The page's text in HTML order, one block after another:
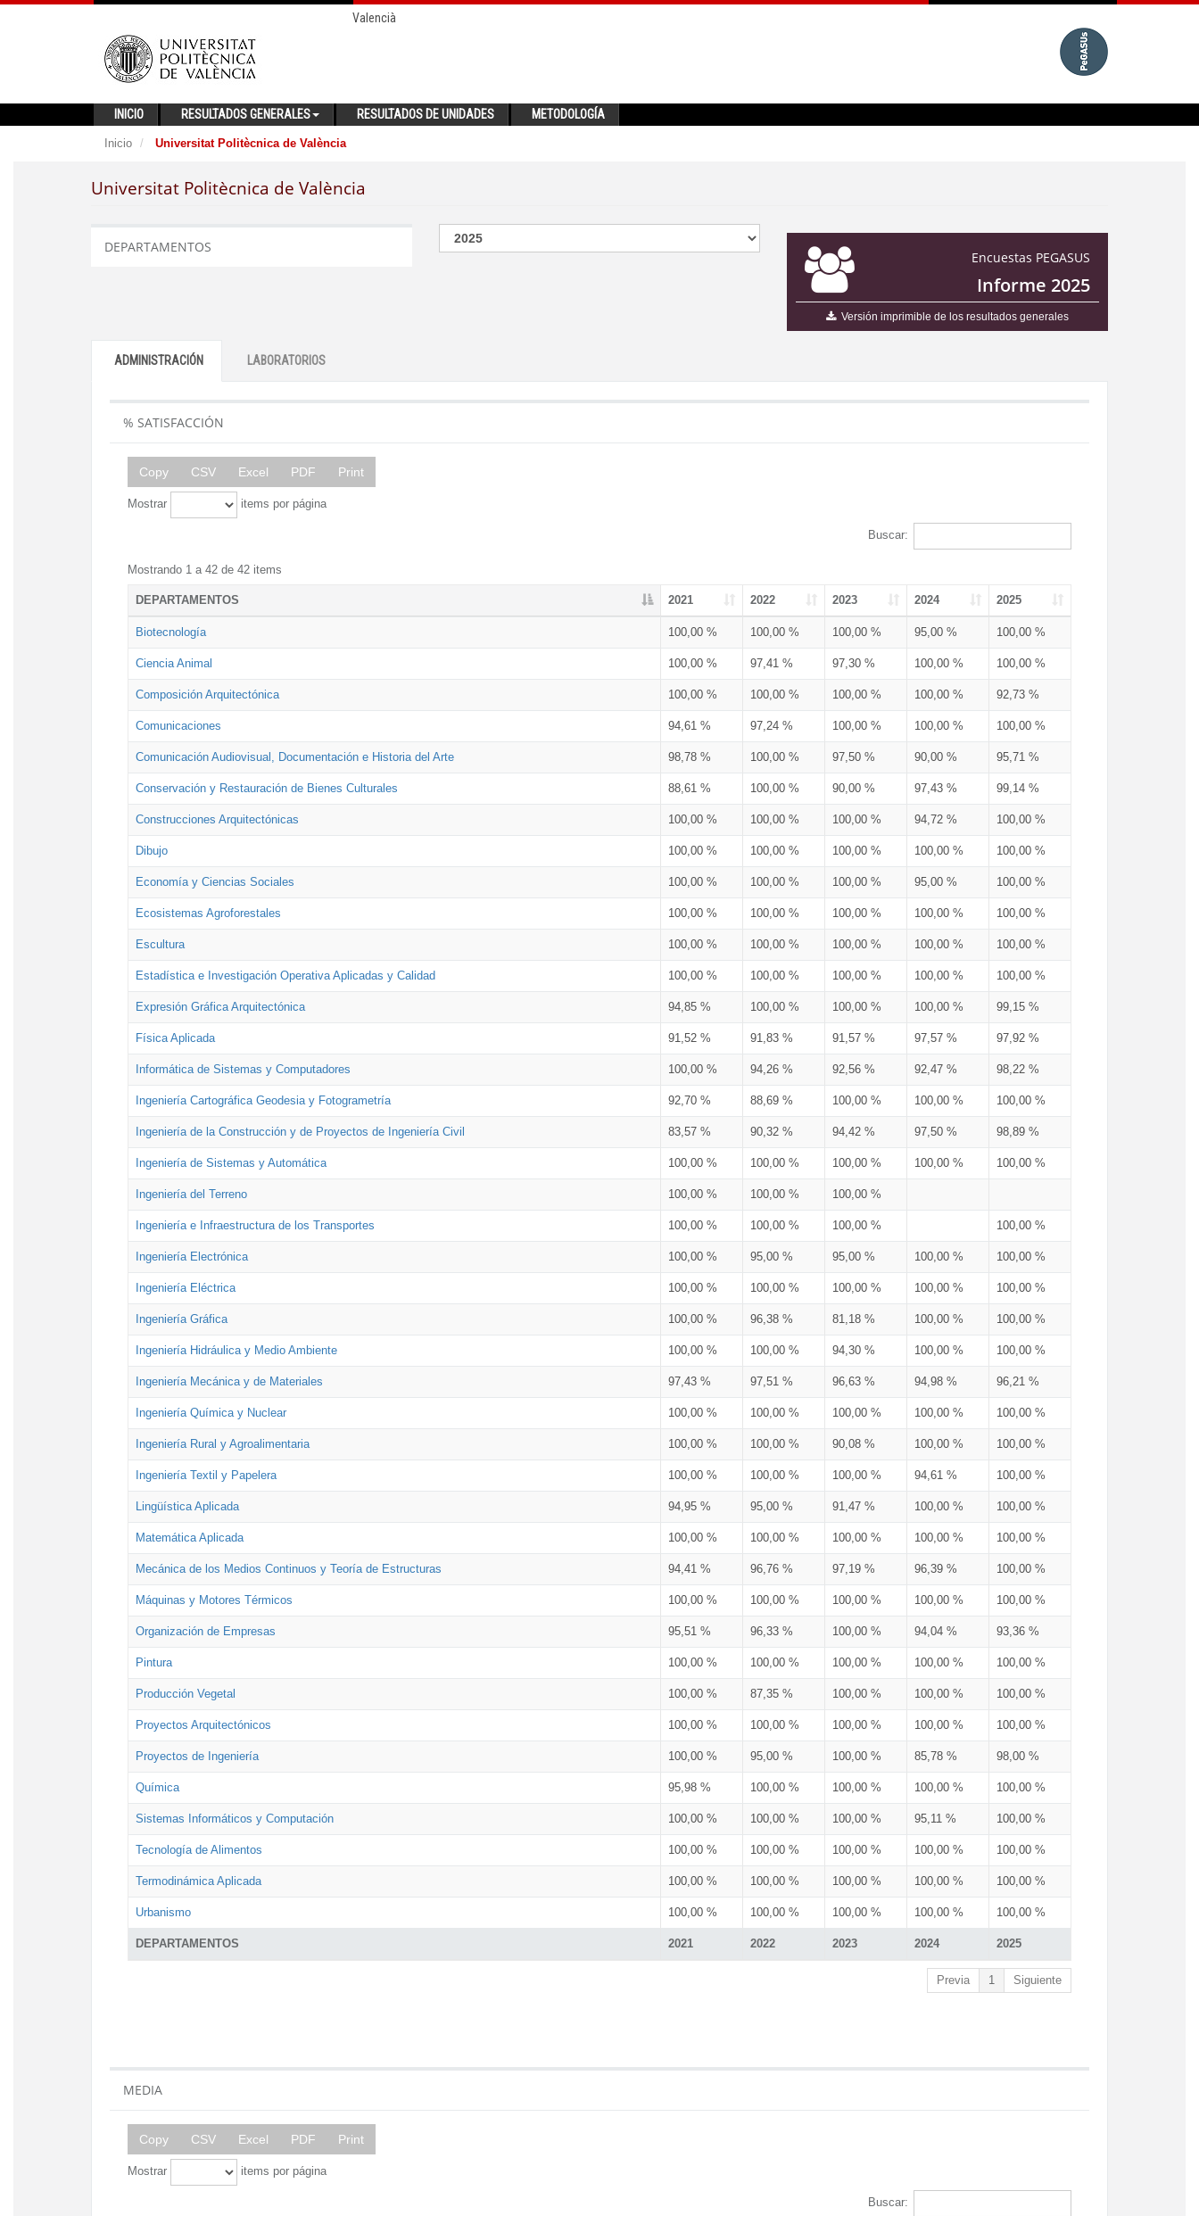
Valencià
INICIO RESULTADOS GENERALES RESULTADOS DE UNIDADES METODOLOGÍA
Inicio Universitat Politècnica de València
Universitat Politècnica de València
Encuestas PEGASUS
Informe 2025
Versión imprimible de los resultados generales
DEPARTAMENTOS
ADMINISTRACIÓN LABORATORIOS
% SATISFACCIÓN
Copy CSV Excel PDF Print
Mostrar items por página
Buscar:
Mostrando 1 a 42 de 42 items
DEPARTAMENTOS 2021 2022 2023 2024 2025
DEPARTAMENTOS 2021 2022 2023 2024 2025
Biotecnología 100,00 % 100,00 % 100,00 % 95,00 % 100,00 %
Ciencia Animal 100,00 % 97,41 % 97,30 % 100,00 % 100,00 %
Composición Arquitectónica 100,00 % 100,00 % 100,00 % 100,00 % 92,73 %
Comunicaciones 94,61 % 97,24 % 100,00 % 100,00 % 100,00 %
Comunicación Audiovisual, Documentación e Historia del Arte 98,78 % 100,00 % 97,50 % 90,00 % 95,71 %
Conservación y Restauración de Bienes Culturales 88,61 % 100,00 % 90,00 % 97,43 % 99,14 %
Construcciones Arquitectónicas 100,00 % 100,00 % 100,00 % 94,72 % 100,00 %
Dibujo 100,00 % 100,00 % 100,00 % 100,00 % 100,00 %
Economía y Ciencias Sociales 100,00 % 100,00 % 100,00 % 95,00 % 100,00 %
Ecosistemas Agroforestales 100,00 % 100,00 % 100,00 % 100,00 % 100,00 %
Escultura 100,00 % 100,00 % 100,00 % 100,00 % 100,00 %
Estadística e Investigación Operativa Aplicadas y Calidad 100,00 % 100,00 % 100,00 % 100,00 % 100,00 %
Expresión Gráfica Arquitectónica 94,85 % 100,00 % 100,00 % 100,00 % 99,15 %
Física Aplicada 91,52 % 91,83 % 91,57 % 97,57 % 97,92 %
Informática de Sistemas y Computadores 100,00 % 94,26 % 92,56 % 92,47 % 98,22 %
Ingeniería Cartográfica Geodesia y Fotogrametría 92,70 % 88,69 % 100,00 % 100,00 % 100,00 %
Ingeniería de la Construcción y de Proyectos de Ingeniería Civil 83,57 % 90,32 % 94,42 % 97,50 % 98,89 %
Ingeniería de Sistemas y Automática 100,00 % 100,00 % 100,00 % 100,00 % 100,00 %
Ingeniería del Terreno 100,00 % 100,00 % 100,00 %
Ingeniería e Infraestructura de los Transportes 100,00 % 100,00 % 100,00 % 100,00 %
Ingeniería Electrónica 100,00 % 95,00 % 95,00 % 100,00 % 100,00 %
Ingeniería Eléctrica 100,00 % 100,00 % 100,00 % 100,00 % 100,00 %
Ingeniería Gráfica 100,00 % 96,38 % 81,18 % 100,00 % 100,00 %
Ingeniería Hidráulica y Medio Ambiente 100,00 % 100,00 % 94,30 % 100,00 % 100,00 %
Ingeniería Mecánica y de Materiales 97,43 % 97,51 % 96,63 % 94,98 % 96,21 %
Ingeniería Química y Nuclear 100,00 % 100,00 % 100,00 % 100,00 % 100,00 %
Ingeniería Rural y Agroalimentaria 100,00 % 100,00 % 90,08 % 100,00 % 100,00 %
Ingeniería Textil y Papelera 100,00 % 100,00 % 100,00 % 94,61 % 100,00 %
Lingüística Aplicada 94,95 % 95,00 % 91,47 % 100,00 % 100,00 %
Matemática Aplicada 100,00 % 100,00 % 100,00 % 100,00 % 100,00 %
Mecánica de los Medios Continuos y Teoría de Estructuras 94,41 % 96,76 % 97,19 % 96,39 % 100,00 %
Máquinas y Motores Térmicos 100,00 % 100,00 % 100,00 % 100,00 % 100,00 %
Organización de Empresas 95,51 % 96,33 % 100,00 % 94,04 % 93,36 %
Pintura 100,00 % 100,00 % 100,00 % 100,00 % 100,00 %
Producción Vegetal 100,00 % 87,35 % 100,00 % 100,00 % 100,00 %
Proyectos Arquitectónicos 100,00 % 100,00 % 100,00 % 100,00 % 100,00 %
Proyectos de Ingeniería 100,00 % 95,00 % 100,00 % 85,78 % 98,00 %
Química 95,98 % 100,00 % 100,00 % 100,00 % 100,00 %
Sistemas Informáticos y Computación 100,00 % 100,00 % 100,00 % 95,11 % 100,00 %
Tecnología de Alimentos 100,00 % 100,00 % 100,00 % 100,00 % 100,00 %
Termodinámica Aplicada 100,00 % 100,00 % 100,00 % 100,00 % 100,00 %
Urbanismo 100,00 % 100,00 % 100,00 % 100,00 % 100,00 %
Previa 1 Siguiente
MEDIA
Copy CSV Excel PDF Print
Mostrar items por página
Buscar: